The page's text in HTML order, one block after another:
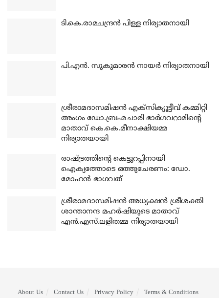
ടി.കെ.രാമചന്ദ്രന്‍ പിള്ള നിര്യാതനായി
പി.എന്‍. സുകുമാരന്‍ നായര്‍ നിര്യാതനായി
ശ്രീരാമദാസമിഷന്‍ എക്‌സിക്യൂട്ടീവ് കമ്മിറ്റി
അംഗം ഡോ.ബ്രഹ്മചാരി ഭാര്‍ഗവറാമിന്റെ
മാതാവ് കെ.കെ.മീനാക്ഷിയമ്മ
നിര്യാതയായി
രാഷ്ട്രത്തിന്റെ കെട്ടുറപ്പിനായി
ഐക്യത്തോടെ ഒത്തുചേരണം: ഡോ.
മോഹന്‍ ഭാഗവത്
ശ്രീരാമദാസമിഷന്‍ അധ്യക്ഷന്‍ ശ്രീശക്തി
ശാന്താനന്ദ മഹര്‍ഷിയുടെ മാതാവ്
എന്‍.എസ്.ലളിതമ്മ നിര്യാതയായി
About Us Contact Us Privacy Policy Terms & Conditions